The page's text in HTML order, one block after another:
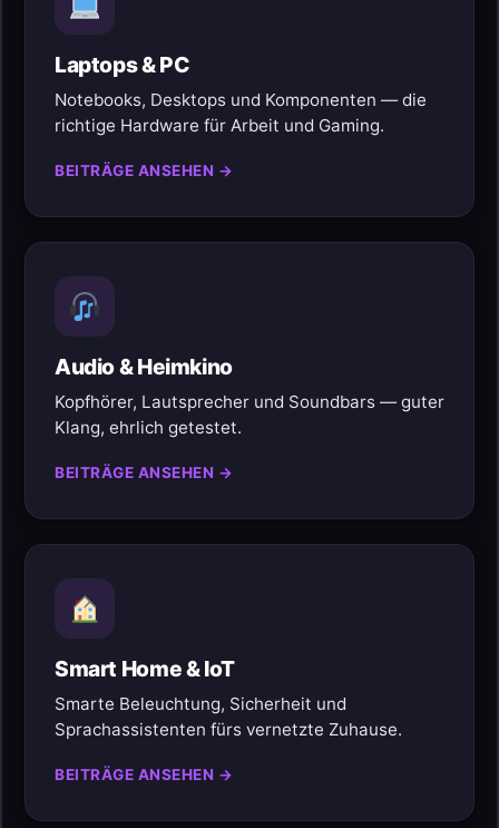
Laptops & PC
Notebooks, Desktops und Komponenten — die
richtige Hardware für Arbeit und Gaming.
BEITRÄGE ANSEHEN →
Audio & Heimkino
Kopfhörer, Lautsprecher und Soundbars — guter
Klang, ehrlich getestet.
BEITRÄGE ANSEHEN →
Smart Home & IoT
Smarte Beleuchtung, Sicherheit und
Sprachassistenten fürs vernetzte Zuhause.
BEITRÄGE ANSEHEN →